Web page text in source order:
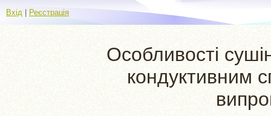
Вхід Реєстрація
Особливості
кондуктивним